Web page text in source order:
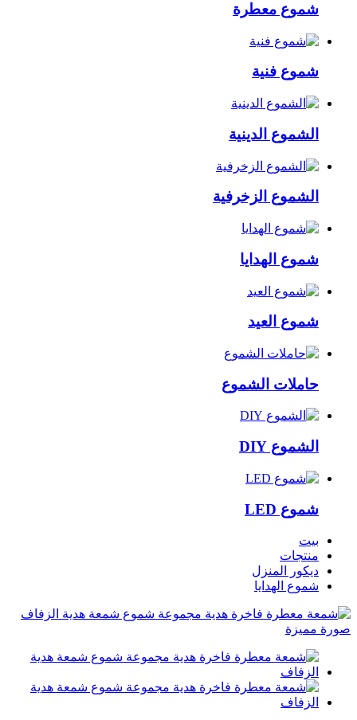
شموع معطرة
شموع فنية
الشموع الدينية
الشموع الزخرفية
شموع الهدايا
شموع العيد
حاملات الشموع
الشموع DIY
شموع LED
بيت
منتجات
ديكور المنزل
شموع الهدايا